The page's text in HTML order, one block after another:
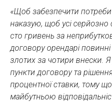
«Щоб забезпечити
наказую, щоб усі серйозно
сто гривень за
договору орендарі
злотих за чотири внески. Я
пункти договору та
процентної ставки, тому
майбутньою